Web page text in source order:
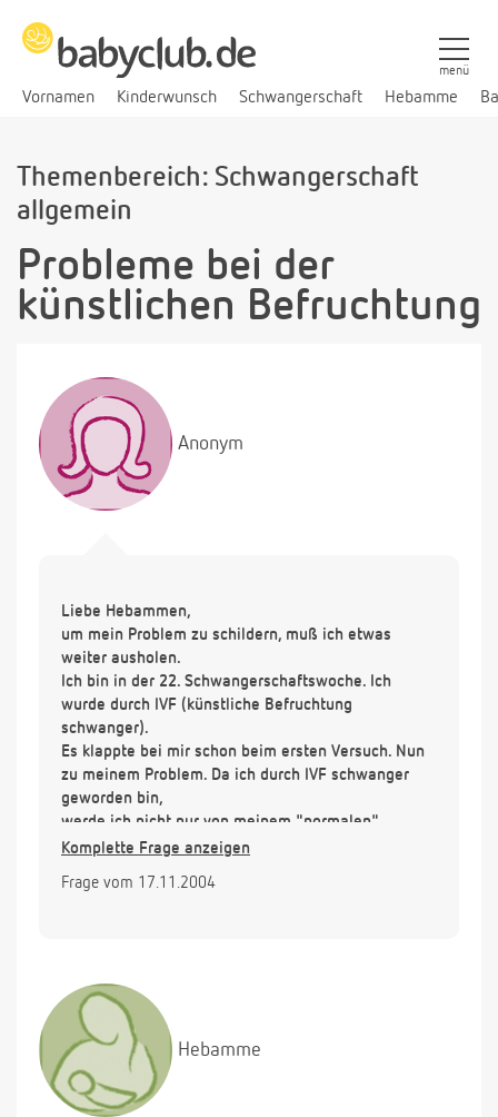
Vornamen Kinderwunsch Schwangerschaft Hebamme
menü
Themenbereich: Schwangerschaft
allgemein
Probleme bei der
künstlichen Befruchtung
Anonym
Liebe Hebammen,
um mein Problem zu schildern, muß ich etwas
weiter ausholen.
Ich bin in der 22. Schwangerschaftswoche. Ich
wurde durch IVF (künstliche Befruchtung
schwanger).
Es klappte bei mir schon beim ersten Versuch. Nun
zu meinem Problem. Da ich durch IVF schwanger
geworden bin,
werde ich nicht nur von meinem "normalen"
Frauenarzt untersucht, den ich mal im weiteren SCH.
sondern es werden noch zusätzliche
Letzte Woche war ich also bei SCH. zum 2.
Screening. Demnach ist bei mir alles in Ordnung.
Gestern bin ich nun bei V. gewesen und er hat bei
mir festgestellt, daß ich angeblich placenta praevia
habe. Er hat die totale Panik gemacht und meinte,
daß ich mit einem solchen Befund eigentlich zur
Komplette Frage anzeigen
Frage vom 17.11.2004
Hebamme